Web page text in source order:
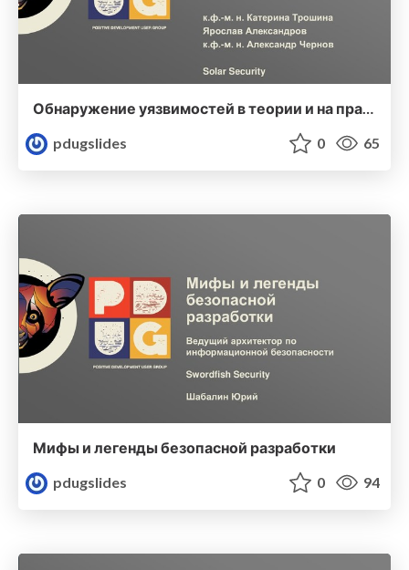
pdugslides
0 65
Мифы и легенды безопасной разработки
pdugslides
0 94